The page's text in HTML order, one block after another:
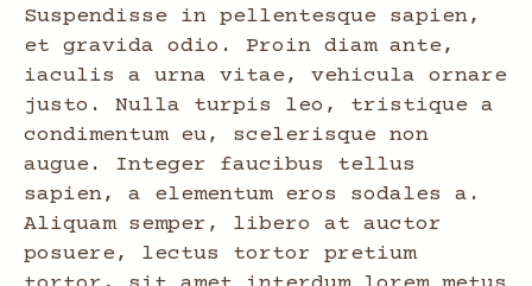
Suspendisse in pellentesque sapien,
et gravida odio. Proin diam ante,
iaculis a urna vitae, vehicula ornare
justo. Nulla turpis leo, tristique a
condimentum eu, scelerisque non
augue. Integer faucibus tellus
sapien, a elementum eros sodales a.
Aliquam semper, libero at auctor
posuere, lectus tortor pretium